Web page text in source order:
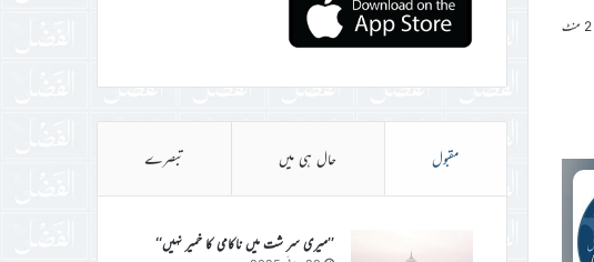
مقبول حال ہی میں تبصرے
’’میری سر شت میں ناکامی کا خمیر نہیں‘‘